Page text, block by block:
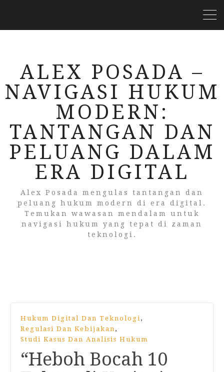
ALEX POSADA –
NAVIGASI HUKUM
MODERN:
TANTANGAN DAN
PELUANG DALAM
ERA DIGITAL
Alex Posada mengulas tantangan dan
peluang hukum modern di era digital.
Temukan wawasan mendalam untuk
navigasi hukum yang tepat di zaman
teknologi.
Hukum Digital Dan Teknologi,
Regulasi Dan Kebijakan ,
Studi Kasus Dan Analisis Hukum
“Heboh Bocah 10